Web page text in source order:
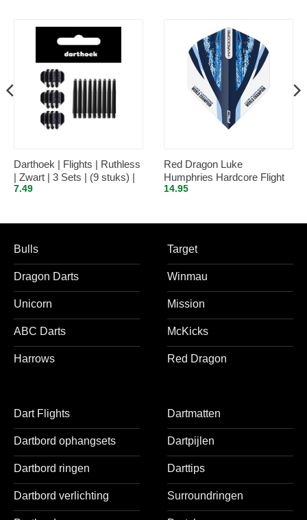
Darthoek | Flights | Ruthless
| Zwart | 3 Sets | (9 stuks) |
Medium shafts | 3 Sets | (9
7.49
Red Dragon Luke
Humphries Hardcore Flight
Collection – Dart Flights
14.95
Bulls
Dragon Darts
Unicorn
ABC Darts
Harrows
Target
Winmau
Mission
McKicks
Red Dragon
Dart Flights
Dartbord ophangsets
Dartbord ringen
Dartbord verlichting
Dartmatten
Dartpijlen
Darttips
Surroundringen